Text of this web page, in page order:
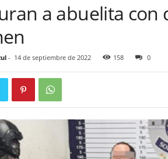
a abuelita con
- 14 de septiembre de 2022 158 0